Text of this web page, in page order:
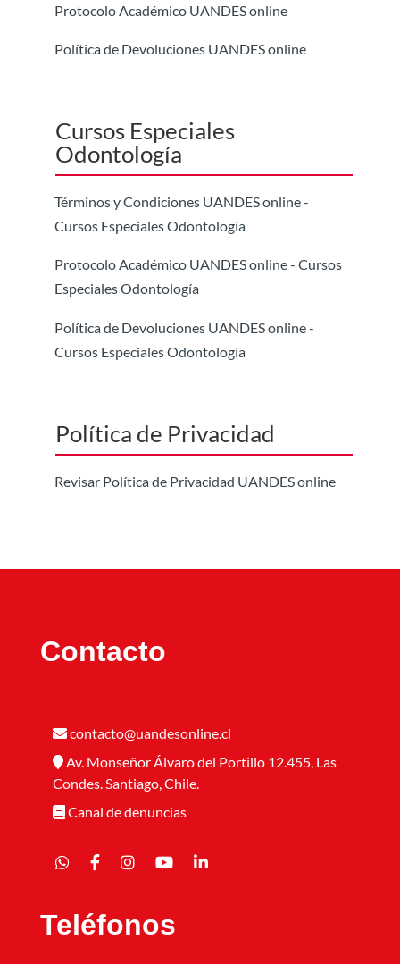
Protocolo Académico UANDES online
Política de Devoluciones UANDES online
Cursos Especiales
Odontología
Términos y Condiciones UANDES online -
Cursos Especiales Odontología
Protocolo Académico UANDES online - Cursos
Especiales Odontología
Política de Devoluciones UANDES online -
Cursos Especiales Odontología
Política de Privacidad
Revisar Política de Privacidad UANDES online
Contacto
contacto@uandesonline.cl
Av. Monseñor Álvaro del Portillo 12.455, Las
Condes. Santiago, Chile.
Canal de denuncias
Teléfonos